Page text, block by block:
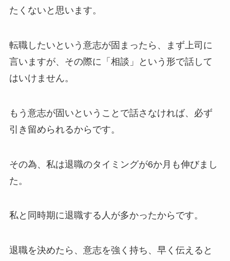
たくないと思います。
転職したいという意志が固まったら、まず上司に
言いますが、その際に「相談」という形で話して
はいけません。
もう意志が固いということで話さなければ、必ず
引き留められるからです。
その為、私は退職のタイミングが6か月も伸びまし
た。
私と同時期に退職する人が多かったからです。
退職を決めたら、意志を強く持ち、早く伝えると